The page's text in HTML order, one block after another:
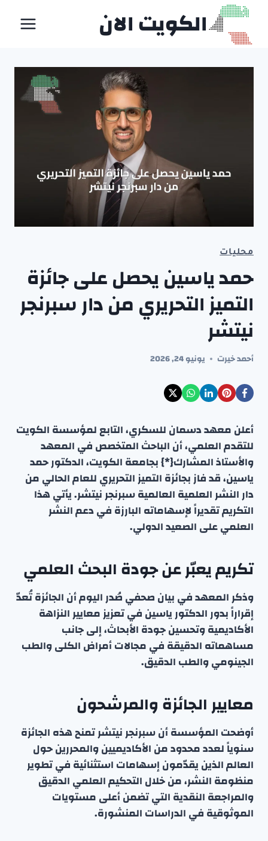
التجاوز
المحتوى
الكويت الان
محليات
حمد ياسين يحصل على جائزة
التميز التحريري من دار سبرنجر
نيتشر
أحمد خيرت يونيو 24, 2026
أعلن معهد دسمان للسكري، التابع لمؤسسة الكويت
للتقدم العلمي، أن الباحث المتخصص في المعهد
والأستاذ المشارك{*} بجامعة الكويت، الدكتور حمد
ياسين، قد فاز بجائزة التميز التحريري للعام الحالي من
دار النشر العلمية العالمية سبرنجر نيتشر. يأتي هذا
التكريم تقديراً لإسهاماته البارزة في دعم النشر
العلمي على الصعيد الدولي.
تكريم يعبّر عن جودة البحث العلمي
وذكر المعهد في بيان صحفي صُدر اليوم أن الجائزة تُعدّ
إقراراً بدور الدكتور ياسين في تعزيز معايير النزاهة
الأكاديمية وتحسين جودة الأبحاث، إلى جانب
مساهماته الدقيقة في مجالات أمراض الكلى والطب
الجينومي والطب الدقيق.
معايير الجائزة والمرشحون
أوضحت المؤسسة أن سبرنجر نيتشر تمنح هذه الجائزة
سنوياً لعدد محدود من الأكاديميين والمحررين حول
العالم الذين يقدّمون إسهامات استثنائية في تطوير
منظومة النشر، من خلال التحكيم العلمي الدقيق
والمراجعة النقدية التي تضمن أعلى مستويات
الموثوقية في الدراسات المنشورة.